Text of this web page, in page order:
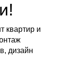
квартир и
дизайн